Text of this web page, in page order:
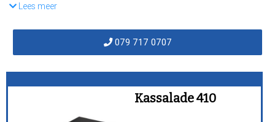
ideaal voor intensief gebruik.
U heeft keuze uit bijvoorbeeld de fliptop geldlade of
een kassa- of geldlade met de klep aan de bovenkant.
Van elke lade zijn 2 varianten beschikbaar:
1. De handmatige versie, voor standalone gebruik. U
opent de lade door middel van een knop of druk tegen
Lees meer
079 717 0707
Kassalade 410